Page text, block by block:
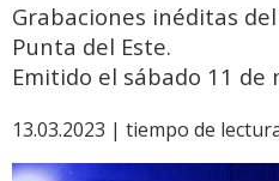
Grabaciones inéditas del
Punta del Este.
Emitido el sábado 11 de
13.03.2023 | tiempo de